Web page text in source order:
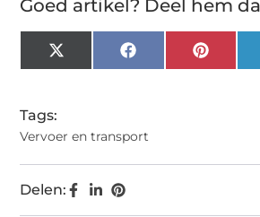
Goed artikel? Deel hem
X
(Twitter)
Facebook
Tags:
Vervoer en transport
Delen: